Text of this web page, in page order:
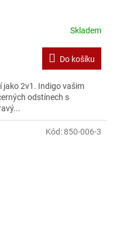
Skladem
Do košíku
jako 2v1. Indigo vašim
odstínech s
Kód: 850-006-3